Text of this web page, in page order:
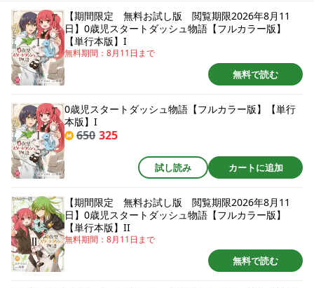
RPGでも牧場ゲームでもチートで無双する！の勢いのリリアは当然王家の目
にも留まり、誕生日に王宮に招かれることに。まさかこの世界は乙女ゲーム
でこれは王子たちとの政略結婚フラグだったの!?悪役令嬢だけは絶対にイヤ～
～～!!!! ※この作品は『0歳児スタートダッシュ物語【フルカラー版】』を再編
集した作品です。『0歳児スタートダッシュ物語【単行本版】』に掲載されて
いるおまけページなどを含みません。また、この作品は分冊版の1～6巻を収
録しています。重複購入にご注意ください。
【期間限定 無料お試し版 閲覧期限2026年8月11
日】0歳児スタートダッシュ物語【フルカラー版】
【単行本版】I
無料期間： 8月11日 まで
無料で読む
0歳児スタートダッシュ物語【フルカラー版】【単行
本版】I
650 325
試し読み カートに追加
【期間限定 無料お試し版 閲覧期限2026年8月11
日】0歳児スタートダッシュ物語【フルカラー版】
【単行本版】II
無料期間： 8月11日 まで
無料で読む